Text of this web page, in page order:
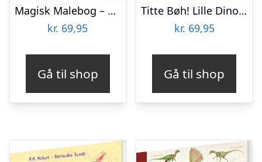
Magisk Malebog – Dinosaurer – Mal Med Vand – Bog
kr. 69,95
Gå til shop
Titte Bøh! Lille Dino – Bog
kr. 69,95
Gå til shop